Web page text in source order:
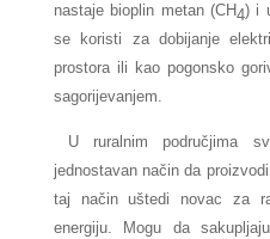
nastaje bioplin metan (CH4) i
se koristi za dobijanje
prostora ili kao pogonsko
sagorijevanjem.
U ruralnim područjima
jednostavan način da
taj način uštedi novac za
energiju. Mogu da